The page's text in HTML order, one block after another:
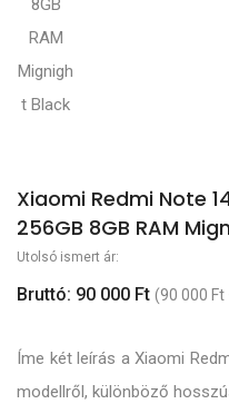
Xiaomi Redmi Note
256GB 8GB RAM
Utolsó ismert ár:
Bruttó: 90 000 Ft (90 000 Ft
Íme két leírás a Xiaomi
modellről, különböző